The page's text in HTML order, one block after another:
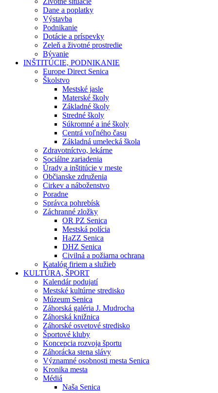
Dane a poplatky
Výstavba
Podnikanie
Dotácie a príspevky
Zeleň a životné prostredie
Bývanie
INŠTITÚCIE, PODNIKANIE
Europe Direct Senica
Školstvo
Mestské jasle
Materské školy
Základné školy
Stredné školy
Súkromné a iné školy
Centrá voľného času
Základná umelecká škola
Zdravotníctvo, lekárne
Sociálne zariadenia
Úrady a inštitúcie v meste
Občianske združenia
Cirkev a náboženstvo
Poradne
Správca pohrebísk
Záchranné zložky
OR PZ Senica
Mestská polícia
HaZZ Senica
DHZ Senica
Civilná a požiarna ochrana
Katalóg firiem a služieb
KULTÚRA, ŠPORT
Kalendár podujatí
Mestské kultúrne stredisko
Múzeum Senica
Záhorská galéria J. Mudrocha
Záhorská knižnica
Záhorské osvetové stredisko
Športové kluby
Koncepcia rozvoja športu
Záhorácka stena slávy
Významné osobnosti mesta Senica
Kronika mesta
Médiá
Naša Senica